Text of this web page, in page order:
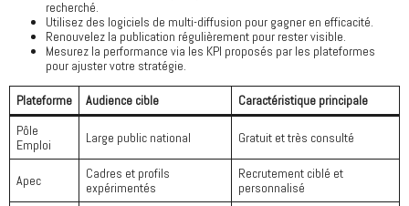
recherché.
Utilisez des logiciels de multi-diffusion pour gagner en efficacité.
Renouvelez la publication régulièrement pour rester visible.
Mesurez la performance via les KPI proposés par les plateformes
pour ajuster votre stratégie.
Plateforme Audience cible
Caractéristique principale
Pôle
Emploi
Large public national Gratuit et très consulté
Apec
Cadres et profils
expérimentés
Recrutement ciblé et
personnalisé